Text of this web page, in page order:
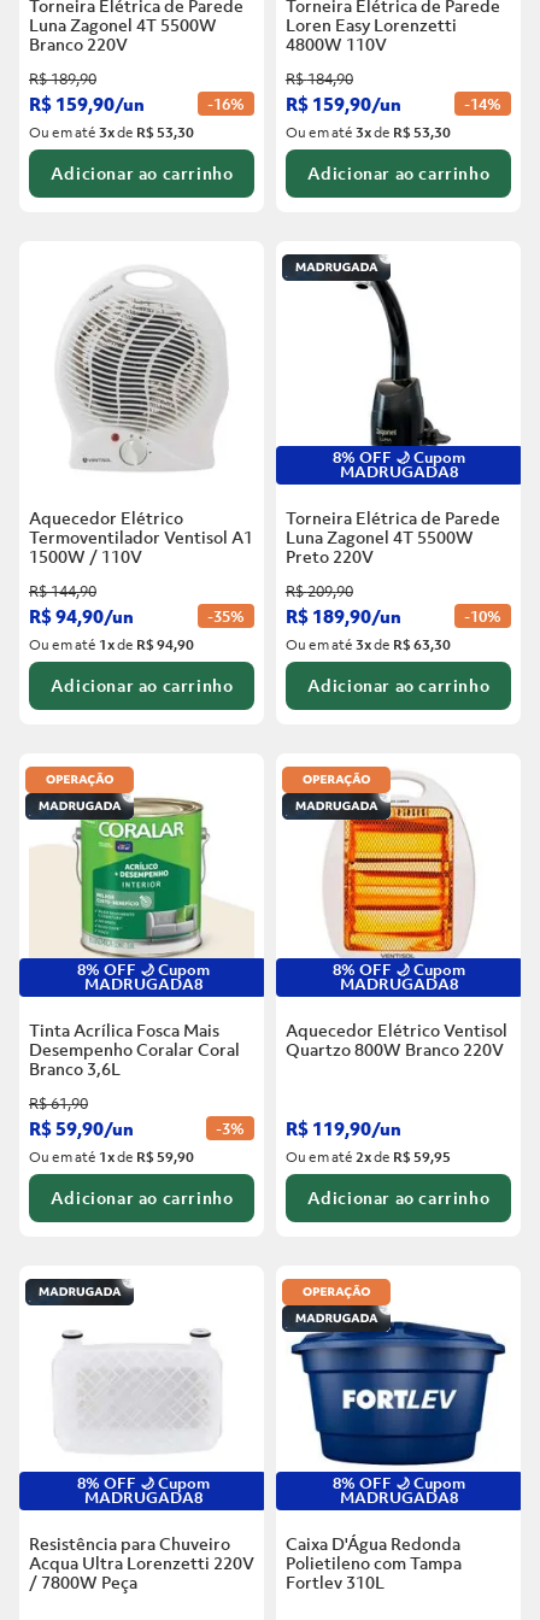
Torneira Elétrica de Parede
Luna Zagonel 4T 5500W
Branco 220V
R$189,90
R$ 159,90/un -16%
Ou em até3xde R$ 53,30
Adicionar ao carrinho
Torneira Elétrica de Parede
Loren Easy Lorenzetti
4800W 110V
R$184,90
R$ 159,90/un -14%
Ou em até3xde R$ 53,30
Adicionar ao carrinho
Aquecedor Elétrico
Termoventilador Ventisol A1
1500W / 110V
R$144,90
R$94,90/un -35%
Ou em até 1xde R$ 94,90
Adicionar ao carrinho
8% OFF 🌙 Cupom
MADRUGADA8
Torneira Elétrica de Parede
Luna Zagonel 4T 5500W
Preto 220V
R$209,90
R$ 189,90/un -10%
Ou em até3xde R$ 63,30
Adicionar ao carrinho
8% OFF 🌙 Cupom
MADRUGADA8
Tinta Acrílica Fosca Mais
Desempenho Coralar Coral
Branco 3,6L
R$61,90
R$59,90/un -3%
Ou em até 1xde R$ 59,90
Adicionar ao carrinho
8% OFF 🌙 Cupom
MADRUGADA8
Aquecedor Elétrico Ventisol
Quartzo 800W Branco 220V
R$ 119,90/un
Ou em até2xde R$ 59,95
Adicionar ao carrinho
8% OFF 🌙 Cupom
MADRUGADA8
Resistência para Chuveiro
Acqua Ultra Lorenzetti 220V
/ 7800W Peça
8% OFF 🌙 Cupom
MADRUGADA8
Caixa D'Água Redonda
Polietileno com Tampa
Fortlev 310L